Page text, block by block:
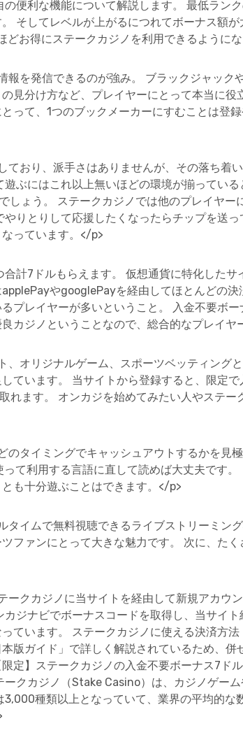
便利な機能について解説します。 最低ラン
そしてレベルが上がるにつれてボーナス額
どお得にステークカジノを利用できるように
を発信できるのが強み。 ブラックジャック
見分け方など、プレイヤーにとって本当に役
って、1つのブックメーカーにすむことは登
ており、派手さはありませんが、その落ち着
ぶにはこれ以上無いほどの環境が揃ってい
しょう。 ステークカジノでは他のプレイヤー
りとりして応援したくなったらチップを送
っています。</p>
計7ドルもらえます。 仮想通貨に特化したサ
やgooglePayを経由してほとんどの
プレイヤーが多いということ。 入金不要ボ
カジノということなので、総合的なプレイ
、オリジナルゲーム、スポーツベッティング
ています。 当サイトから登録すると、限定
れます。 オンカジを始めてみたい人やステー
のタイミングでキャッシュアウトするかを見
て利用する言語に直して読めば大丈夫です
も十分遊ぶことはできます。</p>
タイムで無料視聴できるライブストリーミン
ファンにとって大きな魅力です。 次に、た
ークカジノに当サイトを経由して新規アカウ
ジナビでボーナスコードを取得し、当サイ
ています。 ステークカジノに使える決済方法
版ガイド」で詳しく解説されているため、併
定】ステークカジノの入金不要ボーナス7ド
クカジノ（Stake Casino）は、カジノゲー
種類以上となっていて、業界の平均的な